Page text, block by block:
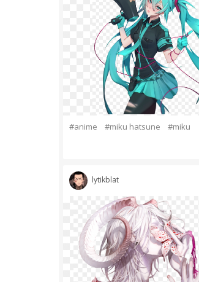
#anime #miku hatsune #miku
lytikblat